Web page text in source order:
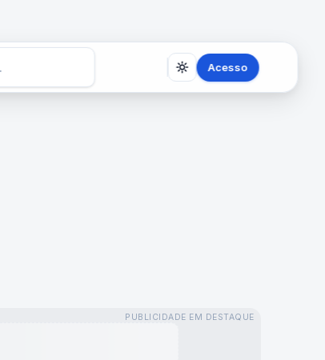
Acesso
PUBLICIDADE EM DESTAQUE